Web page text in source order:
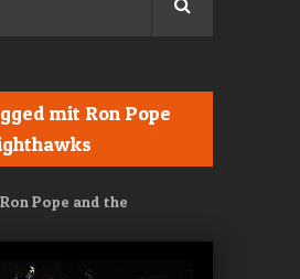
mit Ron Pope
Pope and the